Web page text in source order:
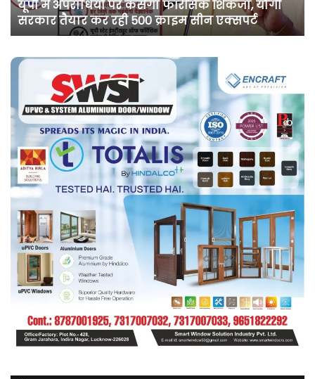
खेड़ा
को
एक
की
असम में दर्ज मामले में कांग्रेस नेता पवन खेड़ा को एक
सप्ताह की अग्रिम जमानत